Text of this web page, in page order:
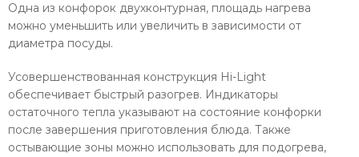
Одна из конфорок двухконтурная, площадь нагрева
можно уменьшить или увеличить в зависимости от
диаметра посуды.
Усовершенствованная конструкция Hi-Light
обеспечивает быстрый разогрев. Индикаторы
остаточного тепла указывают на состояние конфорки
после завершения приготовления блюда. Также
остывающие зоны можно использовать для подогрева,